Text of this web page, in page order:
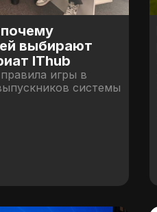
выбирают
IThub
игры в
системы